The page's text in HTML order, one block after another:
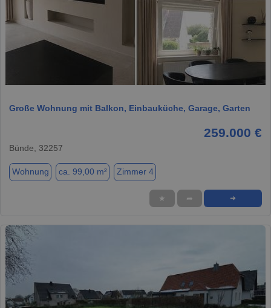
Große Wohnung mit Balkon, Einbauküche, Garage, Garten
259.000 €
Bünde, 32257
Wohnung ca. 99,00 m² Zimmer 4
★ ➦ ➜